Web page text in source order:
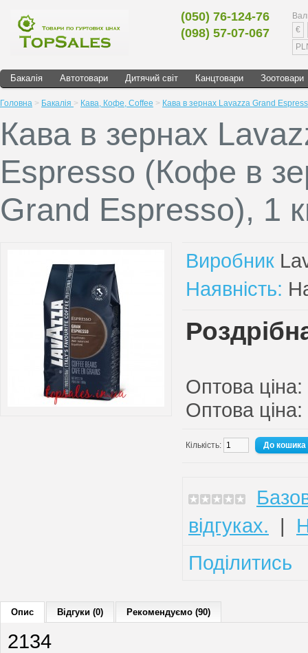
(050) 76-124-76
(098) 57-07-067
€
Бакалія Автотовари Дитячий світ Канцтовари Зоотовари
Головна > Бакалія > Кава, Кофе, Сoffee > Кава в зернах Lavazza Grand
Кава в зернах
Espresso (Кофе в
Grand Espresso), 1
Виробник
Наявність:
Оптова
Оптова
Кількість:
відгуках. |
Поділитись
Опис Відгуки (0) Рекомендуємо (90)
2134